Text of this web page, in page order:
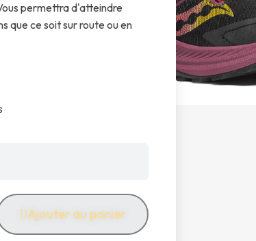
permettra d'atteindre
que ce soit sur route ou en
Ajouter au panier